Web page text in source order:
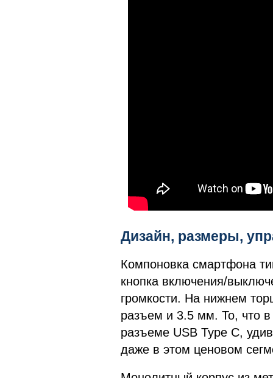
Дизайн, размеры,
Компоновка смартфона
кнопка включения/
громкости. На нижнем
разъем и 3.5 мм. То, что
разъеме USB Type C,
даже в этом ценовом